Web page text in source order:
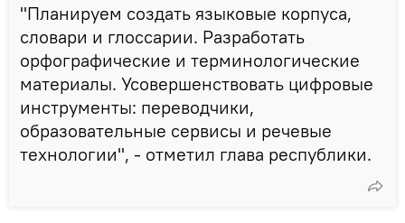
"Планируем создать языковые корпуса,
словари и глоссарии. Разработать
орфографические и терминологические
материалы. Усовершенствовать цифровые
инструменты: переводчики,
образовательные сервисы и речевые
технологии", - отметил глава республики.